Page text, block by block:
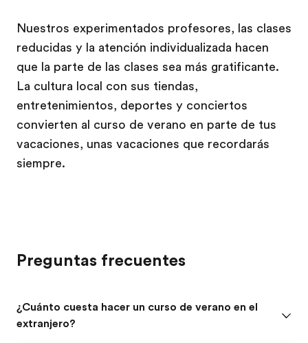
Nuestros experimentados profesores, las clases
reducidas y la atención individualizada hacen
que la parte de las clases sea más gratificante.
La cultura local con sus tiendas,
entretenimientos, deportes y conciertos
convierten al curso de verano en parte de tus
vacaciones, unas vacaciones que recordarás
siempre.
Preguntas frecuentes
¿Cuánto cuesta hacer un curso de verano en el
extranjero?